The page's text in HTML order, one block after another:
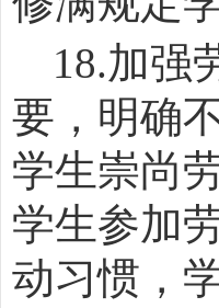
18.加强
要，明确
学生崇尚
学生参加
动习惯，